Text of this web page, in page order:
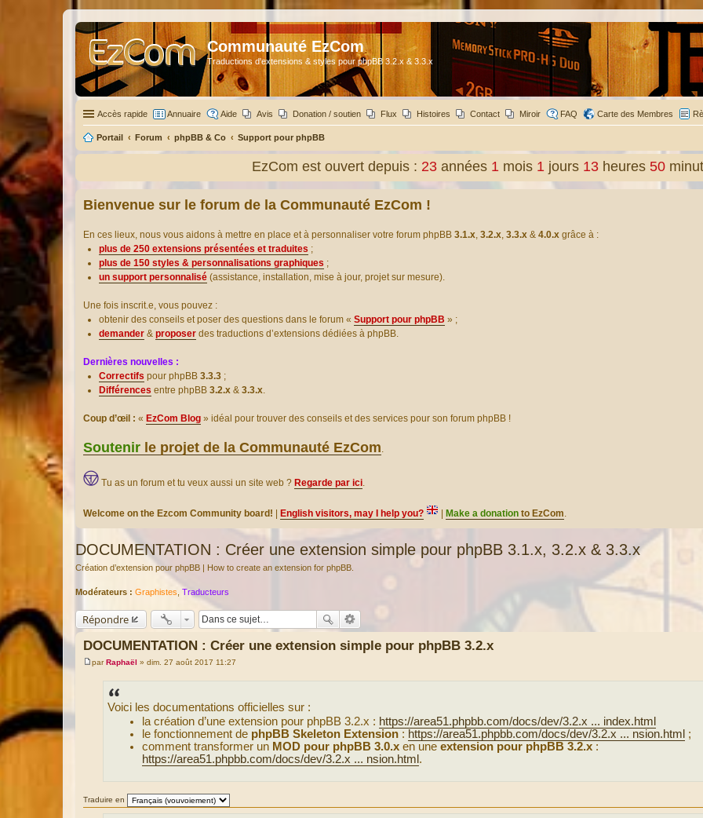
Communauté EzCom
Traductions d'extensions & styles pour phpBB 3.2.x & 3.3.x
Accès rapide Annuaire Aide Avis Donation / soutien Flux Histoires Contact Miroir FAQ Carte des Membres
Portail Forum phpBB & Co Support pour phpBB
EzCom est ouvert depuis : 23 années 1 mois 1 jours 13 heures 50
Bienvenue sur le forum de la Communauté EzCom !
En ces lieux, nous vous aidons à mettre en place et à personnaliser votre forum phpBB 3.1.x, 3.2.x, 3.3.x & 4.0.x grâce à :
plus de 250 extensions présentées et traduites ;
plus de 150 styles & personnalisations graphiques ;
un support personnalisé (assistance, installation, mise à jour, projet sur mesure).
Une fois inscrit.e, vous pouvez :
obtenir des conseils et poser des questions dans le forum « Support pour phpBB » ;
demander & proposer des traductions d’extensions dédiées à phpBB.
Dernières nouvelles :
Correctifs pour phpBB 3.3.3 ;
Différences entre phpBB 3.2.x & 3.3.x.
Coup d’œil : « EzCom Blog » idéal pour trouver des conseils et des services pour son forum phpBB !
Soutenir le projet de la Communauté EzCom.
Tu as un forum et tu veux aussi un site web ? Regarde par ici.
Welcome on the Ezcom Community board! English visitors, may I help you? Make a donation to EzCom.
DOCUMENTATION : Créer une extension simple pour phpBB 3.1.x, 3.2.x & 3.3.x
Création d’extension pour phpBB | How to create an extension for phpBB.
Modérateurs : Graphistes Traducteurs
Répondre
DOCUMENTATION : Créer une extension simple pour phpBB 3.2.x
M
parRaphaël » dim. 27 août 2017 11:27
Voici les documentations officielles sur :
la création d’une extension pour phpBB 3.2.x : https://area51.phpbb.com/docs/dev/3.2.x ... index.html
le fonctionnement de phpBB Skeleton Extension : https://area51.phpbb.com/docs/dev/3.2.x ... nsion.html ;
comment transformer un MOD pour phpBB 3.0.x en uneextension pour phpBB 3.2.x :
https://area51.phpbb.com/docs/dev/3.2.x ... nsion.html .
Traduire en